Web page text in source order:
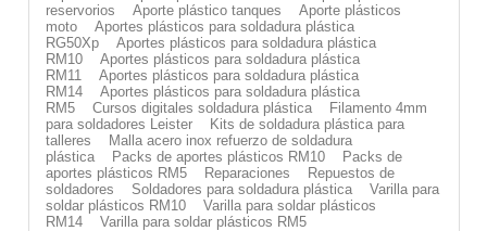
reservorios
Aporte plástico tanques
Aporte plásticos
moto
Aportes plásticos para soldadura plástica
RG50Xp
Aportes plásticos para soldadura plástica
RM10
Aportes plásticos para soldadura plástica
RM11
Aportes plásticos para soldadura plástica
RM14
Aportes plásticos para soldadura plástica
RM5
Cursos digitales soldadura plástica
Filamento 4mm
para soldadores Leister
Kits de soldadura plástica para
talleres
Malla acero inox refuerzo de soldadura
plástica
Packs de aportes plásticos RM10
Packs de
aportes plásticos RM5
Reparaciones
Repuestos de
soldadores
Soldadores para soldadura plástica
Varilla para
soldar plásticos RM10
Varilla para soldar plásticos
RM14
Varilla para soldar plásticos RM5